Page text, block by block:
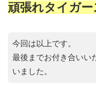
頑張れタイガー
今回は以上です。
最後までお付き合いい
いました。